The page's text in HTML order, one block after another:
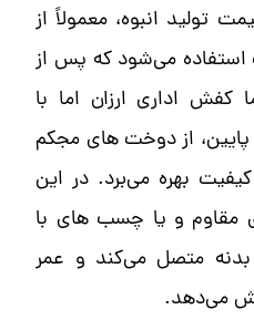
تولید انبوه، معمولاً از
می‌شود که پس از
اداری ارزان اما با
از دوخت های مجکم
بهره می‌برد. در این
مقاوم و یا چسب های با
متصل می‌کند و عمر